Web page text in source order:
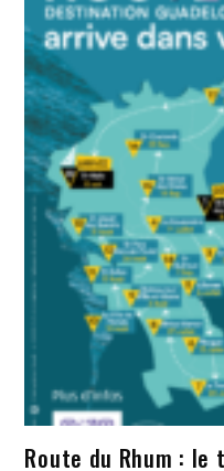
Route du Rhum :